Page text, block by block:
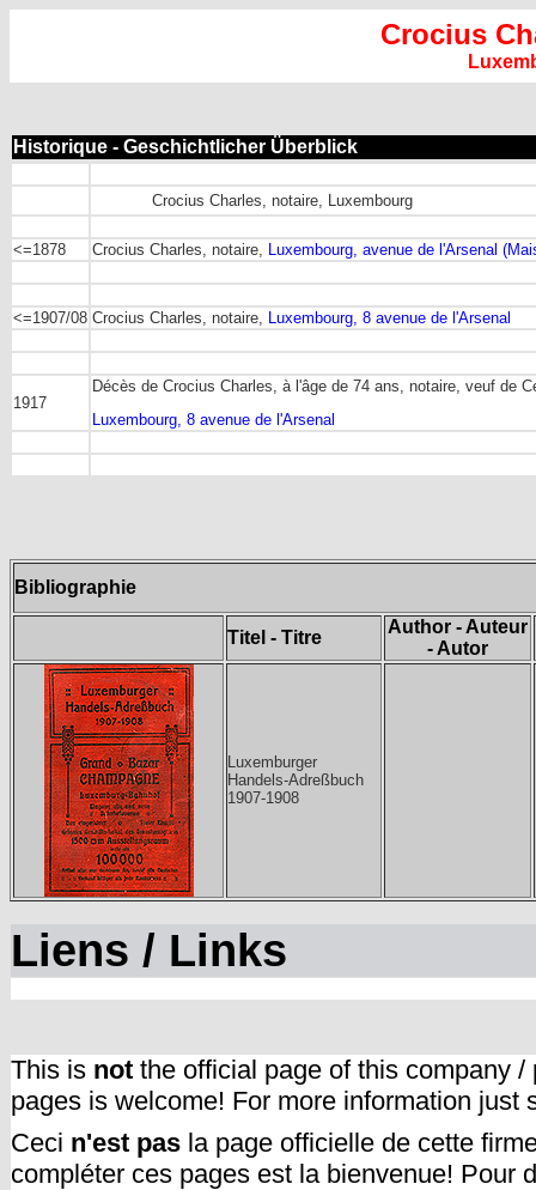
Crocius
Historique - Geschichtlicher Überblick
Crocius Charles, notaire, Luxembourg
<=1878 Crocius Charles, notaire, Luxembourg, avenue de l'Arsenal
<=1907/08 Crocius Charles, notaire, Luxembourg, 8 avenue de l'Arsenal
1917
Décès de Crocius Charles, à l'âge de 74 ans, notaire, veuf de
Luxembourg, 8 avenue de l'Arsenal
Bibliographie
Titel - Titre
Author - Auteur
- Autor
Luxemburger
Handels-Adreßbuch
1907-1908
Liens / Links
This is not the official page of this company
pages is welcome! For more information just
Ceci n'est pas la page officielle de cette
compléter ces pages est la bienvenue! Pour